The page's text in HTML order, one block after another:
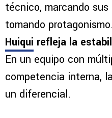
En medio de su
buscó dejar un
técnico, marcando sus
tomando protagonismo.
Huiquirefleja la